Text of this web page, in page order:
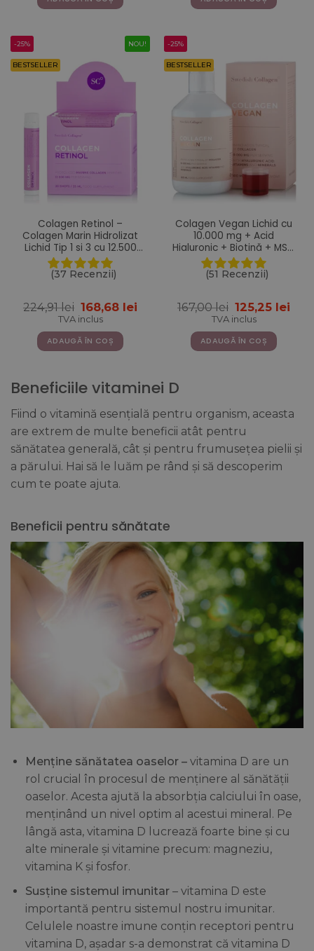
167,00 lei.
172,53 lei.
-25%
BESTSELLER
NOU!
Colagen Retinol –
Colagen Marin Hidrolizat
Lichid Tip 1 si 3 cu 12.500
mg + Retinol 800 mcg +
Acid Hialuronic 75 mg +
Biotina 5000 mcg + MSM
Siliciu 25 mg + Vitaminele
C, B5, B6, B12 si D3 – 20
Fiole
(37 Recenzii)
224,91lei Prețul
inițial
a
fost:
224,91 lei.
168,68 leiPrețul
TVA inclus
ADAUGĂ ÎN COȘ
-25%
BESTSELLER
Colagen Vegan Lichid cu
10.000 mg + Acid
Hialuronic + Biotină + MSM
+ Zinc + Siliciu + Seleniu +
Vitamine – 500 ml
(51 Recenzii)
167,00lei Prețul
inițial
a
fost:
167,00 lei.
125,25 lei
TVA inclus
ADAUGĂ ÎN COȘ
Beneficiile vitaminei D
Fiind o vitamină esențială pentru organism, aceasta
are extrem de multe beneficii atât pentru
sănătatea generală, cât și pentru frumusețea pielii și
a părului. Hai să le luăm pe rând și să descoperim
cum te poate ajuta.
Beneficii pentru sănătate
Menține sănătatea oaselor – vitamina D are un
rol crucial în procesul de menținere al sănătății
oaselor. Acesta ajută la absorbția calciului în oase,
menținând un nivel optim al acestui mineral. Pe
lângă asta, vitamina D lucrează foarte bine și cu
alte minerale și vitamine precum: magneziu,
vitamina K și fosfor.
Susține sistemul imunitar– vitamina D este
importantă pentru sistemul nostru imunitar.
Celulele noastre imune conțin receptori pentru
vitamina D, așadar s-a demonstrat că vitamina D